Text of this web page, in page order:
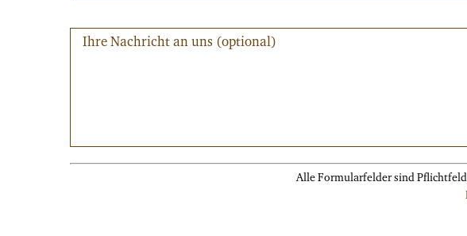
Alle Formularfelder sind